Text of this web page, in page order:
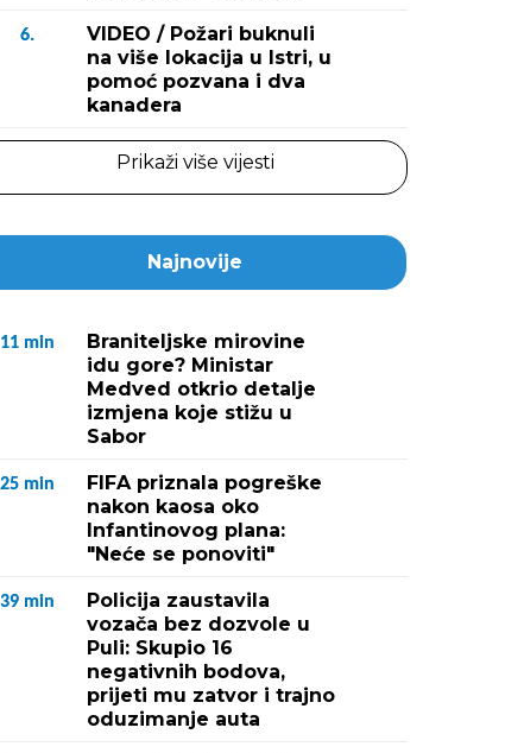
6.
VIDEO / Požari buknuli
na više lokacija u Istri, u
pomoć pozvana i dva
kanadera
Prikaži više vijesti
Najnovije
11 min
Braniteljske mirovine
idu gore? Ministar
Medved otkrio detalje
izmjena koje stižu u
Sabor
25 min
FIFA priznala pogreške
nakon kaosa oko
Infantinovog plana:
"Neće se ponoviti"
39 min
Policija zaustavila
vozača bez dozvole u
Puli: Skupio 16
negativnih bodova,
prijeti mu zatvor i trajno
oduzimanje auta